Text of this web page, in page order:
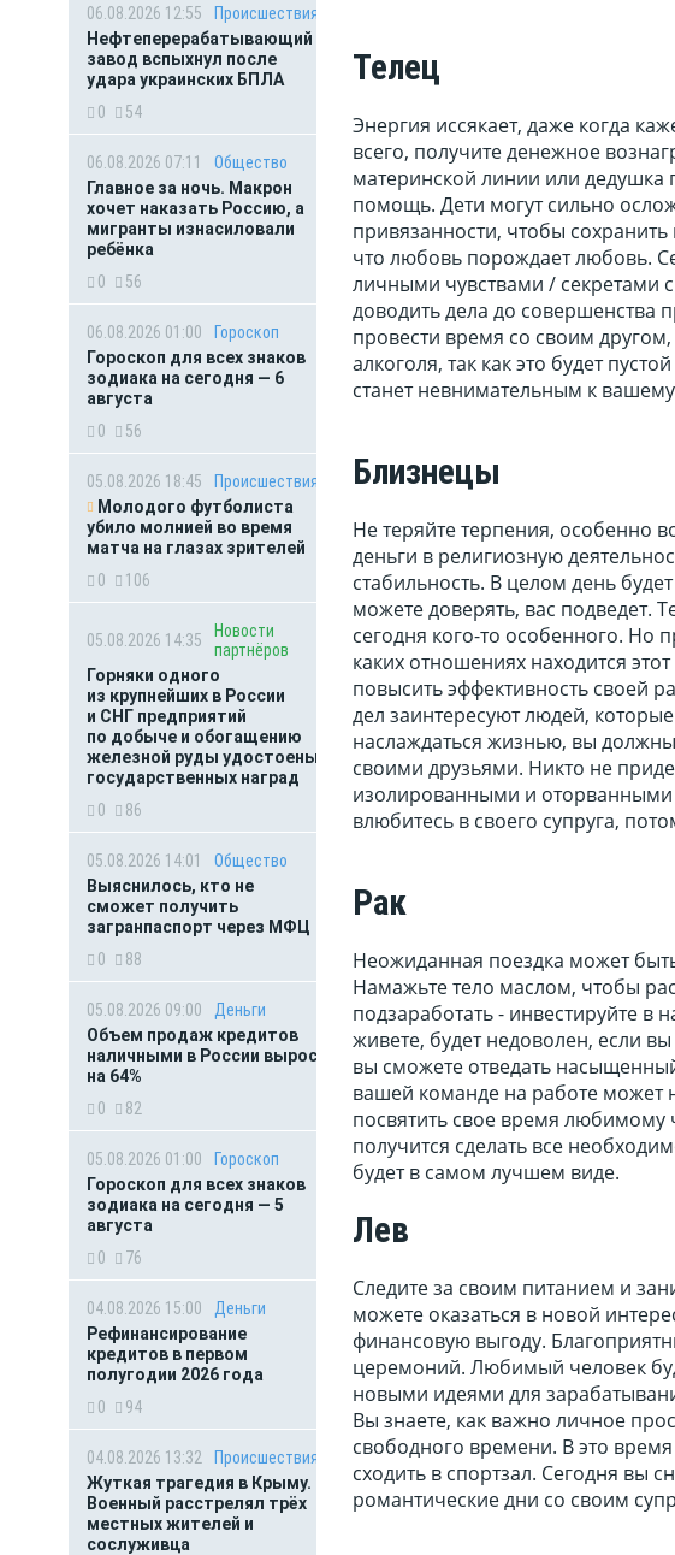
06.08.2026 12:55
Происшествия
Нефтеперерабатывающий
завод вспыхнул после
удара украинских БПЛА
0
54
06.08.2026 07:11
Общество
Главное за ночь. Макрон
хочет наказать Россию, а
мигранты изнасиловали
ребёнка
0
56
06.08.2026 01:00
Гороскоп
Гороскоп для всех знаков
зодиака на сегодня — 6
августа
0
56
05.08.2026 18:45
Происшествия
Молодого футболиста
убило молнией во время
матча на глазах зрителей
0
106
05.08.2026 14:35
Новости
партнёров
Горняки одного
из крупнейших в России
и СНГ предприятий
по добыче и обогащению
железной руды удостоены
государственных наград
0
86
05.08.2026 14:01
Общество
Выяснилось, кто не
сможет получить
загранпаспорт через МФЦ
0
88
05.08.2026 09:00
Деньги
Объем продаж кредитов
наличными в России вырос
на 64%
0
82
05.08.2026 01:00
Гороскоп
Гороскоп для всех знаков
зодиака на сегодня — 5
августа
0
76
04.08.2026 15:00
Деньги
Рефинансирование
кредитов в первом
полугодии 2026 года
0
94
04.08.2026 13:32
Происшествия
Жуткая трагедия в Крыму.
Военный расстрелял трёх
местных жителей и
сослуживца
Телец
Энергия иссякает, даже когда
всего, получите денежное
материнской линии или
помощь. Дети могут сильно
привязанности, чтобы
что любовь порождает любовь.
личными чувствами /
доводить дела до совершенства
провести время со своим
алкоголя, так как это будет
станет невнимательным к
Близнецы
Не теряйте терпения, особенно
деньги в религиозную
стабильность. В целом день
можете доверять, вас подведет.
сегодня кого-то особенного. Но
каких отношениях находится
повысить эффективность своей
дел заинтересуют людей,
наслаждаться жизнью, вы
своими друзьями. Никто не
изолированными и оторванными
влюбитесь в своего супруга,
Рак
Неожиданная поездка может
Намажьте тело маслом, чтобы
подзаработать - инвестируйте
живете, будет недоволен, если
вы сможете отведать
вашей команде на работе может
посвятить свое время любимому
получится сделать все
будет в самом лучшем виде.
Лев
Следите за своим питанием и
можете оказаться в новой
финансовую выгоду.
церемоний. Любимый человек
новыми идеями для
Вы знаете, как важно личное
свободного времени. В это
сходить в спортзал. Сегодня вы
романтические дни со своим